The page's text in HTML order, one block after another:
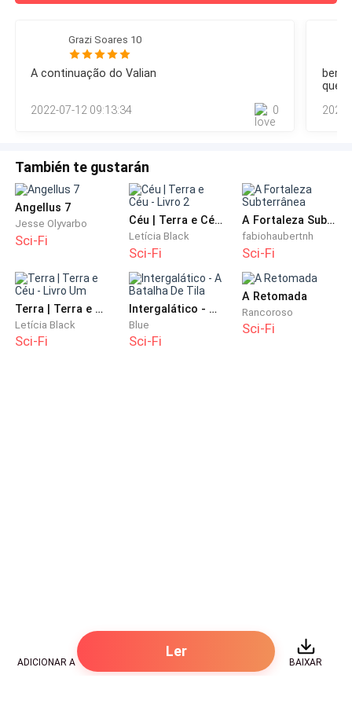
Lethalyant quase foram mortos.E o pior é que o meu
menino ainda está sendo observado, meu pobre Thauan,
mas de pobre ele não tem nada, além de
Grazi Soares 10
A continuação do Valian
2022-07-12 09:13:34 0
bem
que
También te gustarán
Angellus 7
Jesse Olyvarbo
Sci-Fi
Céu | Terra e Céu - Livro 2
Letícia Black
Sci-Fi
A Fortaleza Subterrânea
fabiohaubertnh
Sci-Fi
Terra | Terra e Céu - Livro Um
Letícia Black
Sci-Fi
Intergalático - A Batalha De Tila
Blue
Sci-Fi
A Retomada
Rancoroso
Sci-Fi
ADICIONAR A
Ler
BAIXAR